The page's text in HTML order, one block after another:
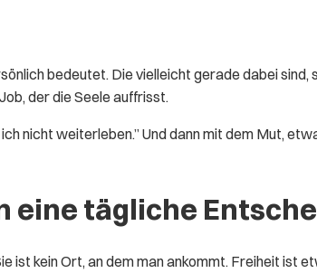
bedeutet. Die vielleicht gerade dabei
der die Seele auffrisst.
nicht weiterleben.” Und dann mit dem Mut,
eine tägliche
ist kein Ort, an dem man ankommt. Freiheit ist